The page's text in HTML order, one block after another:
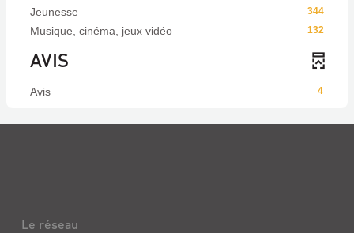
344
Jeunesse
132
Musique, cinéma, jeux vidéo
AVIS
4
Avis
Le réseau